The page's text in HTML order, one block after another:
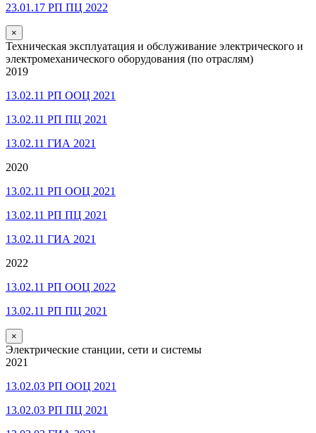
23.01.17 РП ПЦ 2022
×
Техническая эксплуатация и обслуживание электрического и
электромеханического оборудования (по отраслям)
2019
13.02.11 РП ООЦ 2021
13.02.11 РП ПЦ 2021
13.02.11 ГИА 2021
2020
13.02.11 РП ООЦ 2021
13.02.11 РП ПЦ 2021
13.02.11 ГИА 2021
2022
13.02.11 РП ООЦ 2022
13.02.11 РП ПЦ 2021
×
Электрические станции, сети и системы
2021
13.02.03 РП ООЦ 2021
13.02.03 РП ПЦ 2021